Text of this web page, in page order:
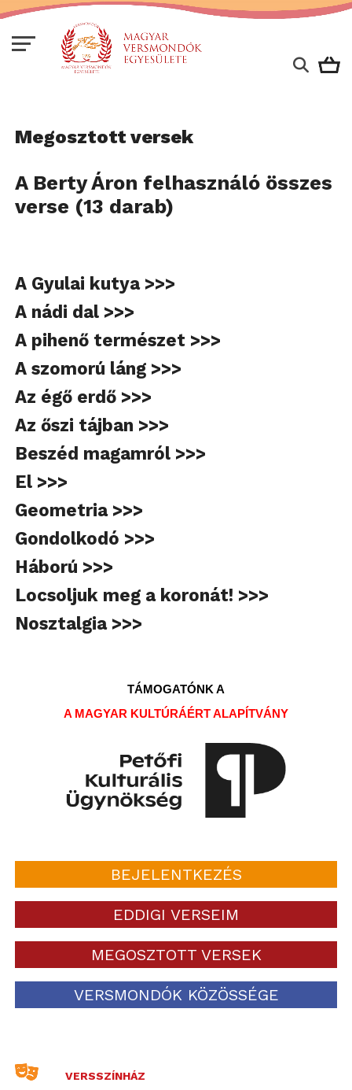
Megosztott versek
A Berty Áron felhasználó összes
verse (13 darab)
A Gyulai kutya >>>
A nádi dal >>>
A pihenő természet >>>
A szomorú láng >>>
Az égő erdő >>>
Az őszi tájban >>>
Beszéd magamról >>>
El >>>
Geometria >>>
Gondolkodó >>>
Háború >>>
Locsoljuk meg a koronát! >>>
Nosztalgia >>>
TÁMOGATÓNK A
A MAGYAR KULTÚRÁÉRT ALAPÍTVÁNY
BEJELENTKEZÉS
EDDIGI VERSEIM
MEGOSZTOTT VERSEK
VERSMONDÓK KÖZÖSSÉGE
VERSSZÍNHÁZ